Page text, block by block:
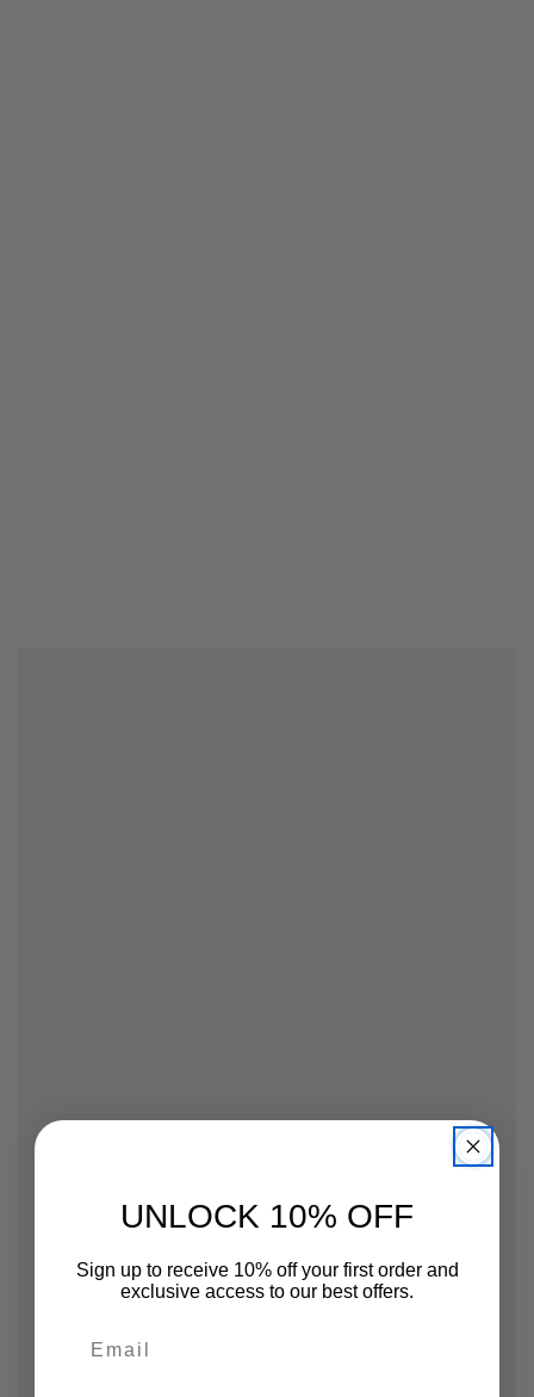
UNLOCK 10% OFF
Sign up to receive 10% off your first order and
exclusive access to our best offers.